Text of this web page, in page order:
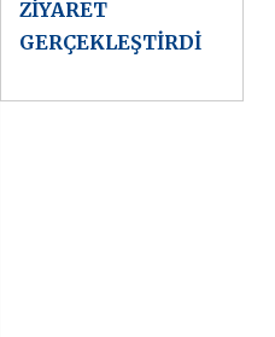
ZİYARET
GERÇEKLEŞTİRDİ